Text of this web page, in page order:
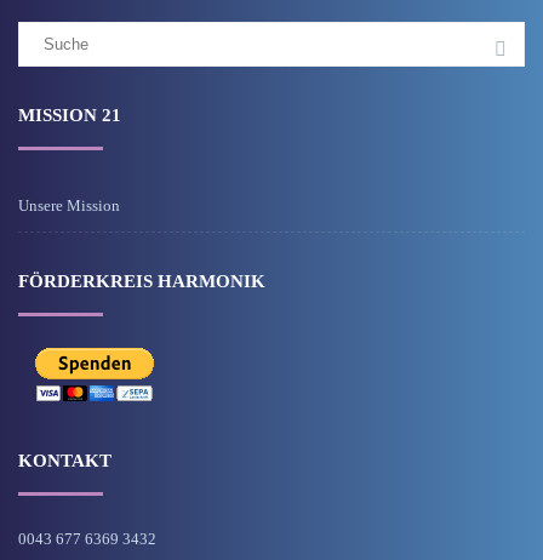
Suchergebnis
MISSION 21
Unsere Mission
FÖRDERKREIS HARMONIK
KONTAKT
0043 677 6369 3432